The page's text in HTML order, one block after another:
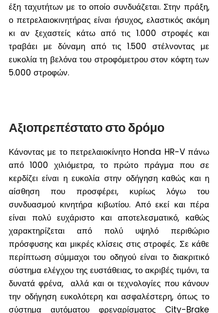
έξη ταχυτήτων με το οποίο συνδυάζεται. Στην πράξη,
ο πετρελαιοκινητήρας είναι ήσυχος, ελαστικός ακόμη
κι αν ξεχαστείς κάτω από τις 1.000 στροφές και
τραβάει με δύναμη από τις 1.500 στέλνοντας με
ευκολία τη βελόνα του στροφόμετρου στον κόφτη των
5.000 στροφών.
Αξιοπρεπέστατο στο δρόμο
Κάνοντας με το πετρελαιοκίνητο Honda HR-V πάνω
από 1000 χιλιόμετρα, το πρώτο πράγμαπου σε
κερδίζει είναι η ευκολία στην οδήγηση καθώς και η
αίσθηση που προσφέρει, κυρίως λόγω του
συνδυασμού κινητήρα κιβωτίου. Από εκεί και πέρα
είναι πολύ ευχάριστο και αποτελεσματικό, καθώς
χαρακτηρίζεται από πολύ υψηλό περιθώριο
πρόσφυσης και μικρές κλίσεις στις στροφές. Σε κάθε
περίπτωση σύμμαχοι του οδηγού είναι το διακριτικό
σύστημα ελέγχου της ευστάθειας, το ακριβές τιμόνι, τα
δυνατά φρένα, αλλά και οι τεχνολογίες που κάνουν
την οδήγηση ευκολότερη και ασφαλέστερη, όπως το
σύστημα αυτόματου φρεναρίσματος City-Brake